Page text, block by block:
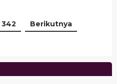
342 Berikutnya